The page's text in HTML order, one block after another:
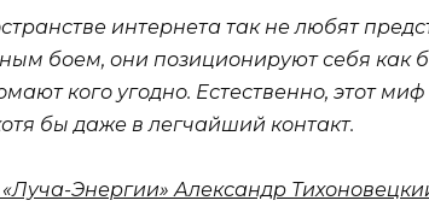
интернета так не любят
боем, они позиционируют себя как
кого угодно. Естественно, этот
бы даже в легчайший контакт.
Энергии» Александр